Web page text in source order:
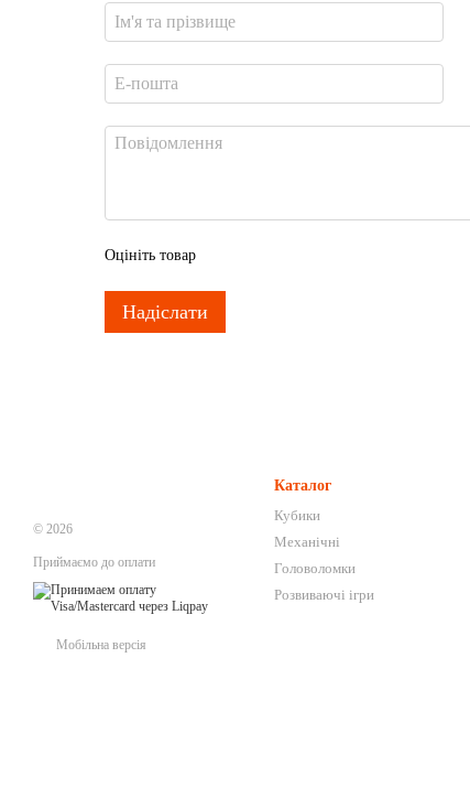
Оцініть товар
Надіслати
© 2026
Приймаємо до оплати
Мобільна версія
Каталог
Кубики
Механічні
Головоломки
Розвиваючі ігри